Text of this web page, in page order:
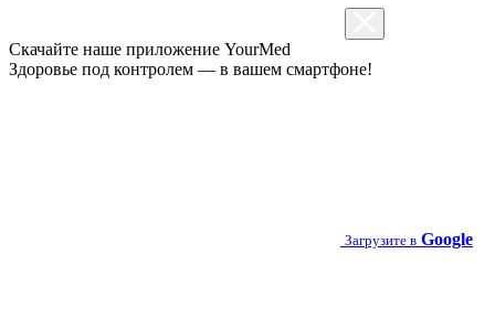
Скачайте наше приложение YourMed
Здоровье под контролем — в вашем смартфоне!
Загрузите в Google